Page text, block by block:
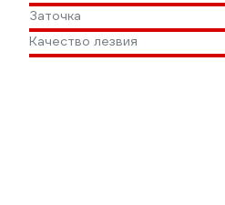
Заточка
Качество лезвия